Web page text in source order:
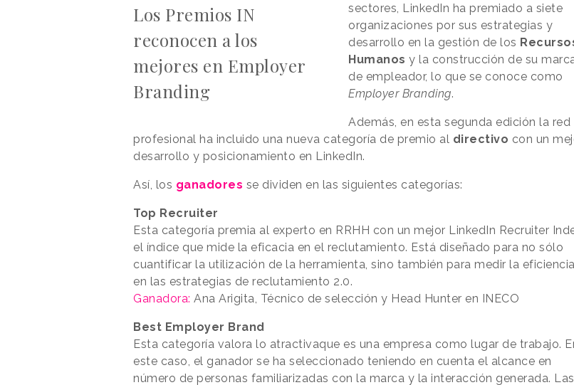
Los Premios IN
reconocen a los
mejores en Employer
Branding
sectores, LinkedIn ha premiado a siete
organizaciones por sus estrategias y
desarrollo en la gestión de los
Humanos y la construcción de su
de empleador, lo que se conoce como
Employer Branding.
Además, en esta segunda edición la red
profesional ha incluido una nueva categoría de premio al directivo con un
desarrollo y posicionamiento en LinkedIn.
Así, los ganadores se dividen en las siguientes categorías:
Top Recruiter
Esta categoría premia al experto en RRHH con un mejor LinkedIn Recruiter
el índice que mide la eficacia en el reclutamiento. Está diseñado para no sólo
cuantificar la utilización de la herramienta, sino también para medir la eficiencia
en las estrategias de reclutamiento 2.0.
Ganadora: Ana Arigita, Técnico de selección y Head Hunter en INECO
Best Employer Brand
Esta categoría valora lo atractivaque es una empresa como lugar de trabajo.
este caso, el ganador se ha seleccionado teniendo en cuenta el alcance en
número de personas familiarizadas con la marca y la interacción generada. Las